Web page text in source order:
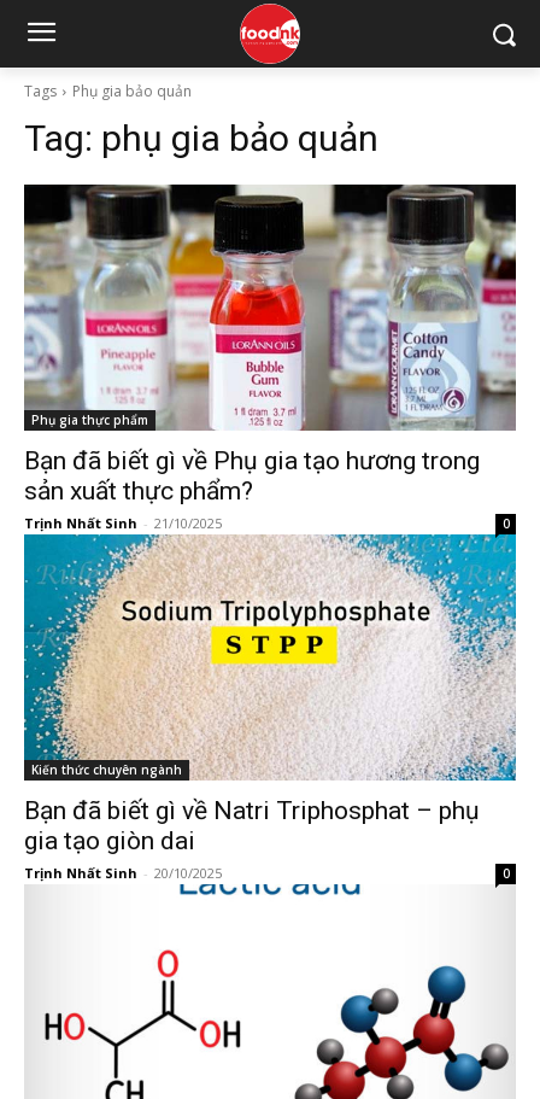
Tags Phụ gia bảo quản
Tag: phụ gia bảo quản
Phụ gia thực phẩm
Bạn đã biết gì về Phụ gia tạo hương trong
sản xuất thực phẩm?
Trịnh Nhất Sinh - 21/10/2025 0
Kiến thức chuyên ngành
Bạn đã biết gì về Natri Triphosphat – phụ
gia tạo giòn dai
Trịnh Nhất Sinh - 20/10/2025 0